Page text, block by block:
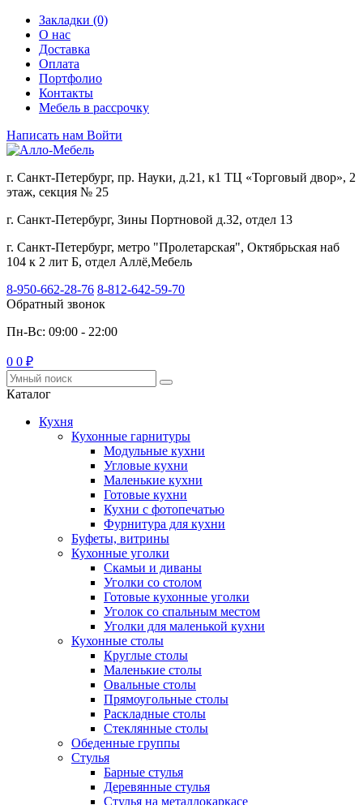
Закладки (0)
О нас
Доставка
Оплата
Портфолио
Контакты
Мебель в рассрочку
Написать нам Войти
г. Санкт-Петербург, пр. Науки, д.21, к1 ТЦ «Торговый двор», 2
этаж, секция № 25
г. Санкт-Петербург, Зины Портновой д.32, отдел 13
г. Санкт-Петербург, метро "Пролетарская", Октябрьская наб
104 к 2 лит Б, отдел Аллё,Мебель
8-950-662-28-76 8-812-642-59-70
Обратный звонок
Пн-Вс: 09:00 - 22:00
0 0 ₽
Каталог
Кухня
Кухонные гарнитуры
Модульные кухни
Угловые кухни
Маленькие кухни
Готовые кухни
Кухни с фотопечатью
Фурнитура для кухни
Буфеты, витрины
Кухонные уголки
Скамьи и диваны
Уголки со столом
Готовые кухонные уголки
Уголок со спальным местом
Уголки для маленькой кухни
Кухонные столы
Круглые столы
Маленькие столы
Овальные столы
Прямоугольные столы
Раскладные столы
Стеклянные столы
Обеденные группы
Стулья
Барные стулья
Деревянные стулья
Стулья на металлокаркасе